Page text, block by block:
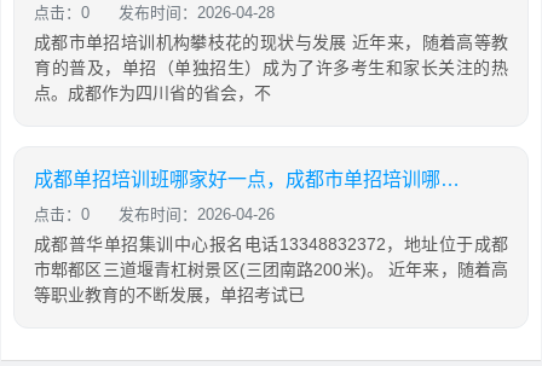
点击：0 发布时间：2026-04-28
成都市单招培训机构攀枝花的现状与发展 近年来，随着高等教
育的普及，单招（单独招生）成为了许多考生和家长关注的热
点。成都作为四川省的省会，不
成都单招培训班哪家好一点，成都市单招培训哪家好
点击：0 发布时间：2026-04-26
成都普华单招集训中心报名电话13348832372，地址位于成都
市郫都区三道堰青杠树景区(三团南路200米)。 近年来，随着高
等职业教育的不断发展，单招考试已